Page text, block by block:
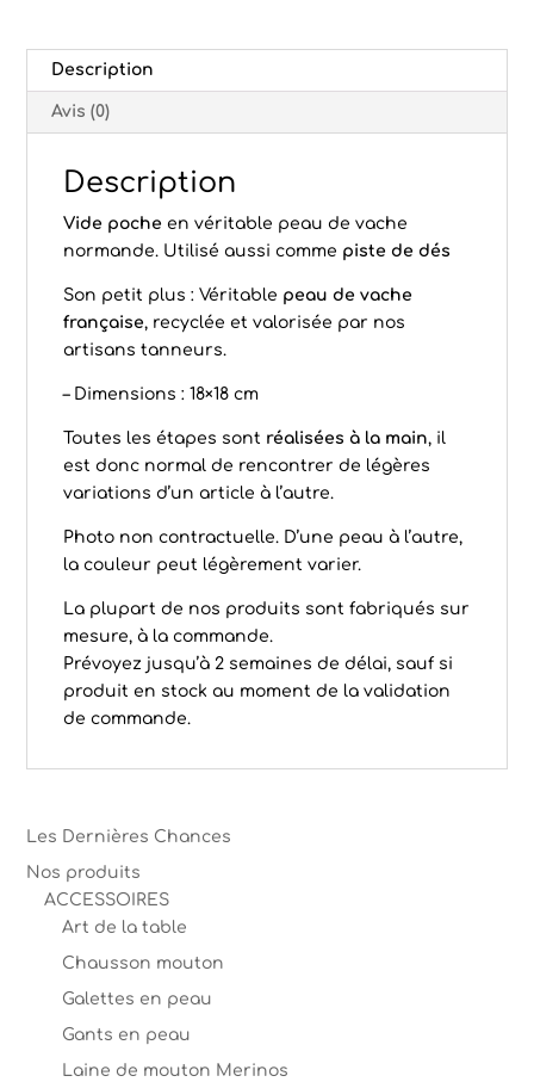
Description
Avis (0)
Description
Vide poche en véritable peau de vache
normande. Utilisé aussi comme piste de dés
Son petit plus : Véritable peau de vache
française, recyclée et valorisée par nos
artisans tanneurs.
– Dimensions : 18×18 cm
Toutes les étapes sont réalisées à la main, il
est donc normal de rencontrer de légères
variations d’un article à l’autre.
Photo non contractuelle. D’une peau à l’autre,
la couleur peut légèrement varier.
La plupart de nos produits sont fabriqués sur
mesure, à la commande.
Prévoyez jusqu’à 2 semaines de délai, sauf si
produit en stock au moment de la validation
de commande.
Les Dernières Chances
Nos produits
ACCESSOIRES
Art de la table
Chausson mouton
Galettes en peau
Gants en peau
Laine de mouton Merinos